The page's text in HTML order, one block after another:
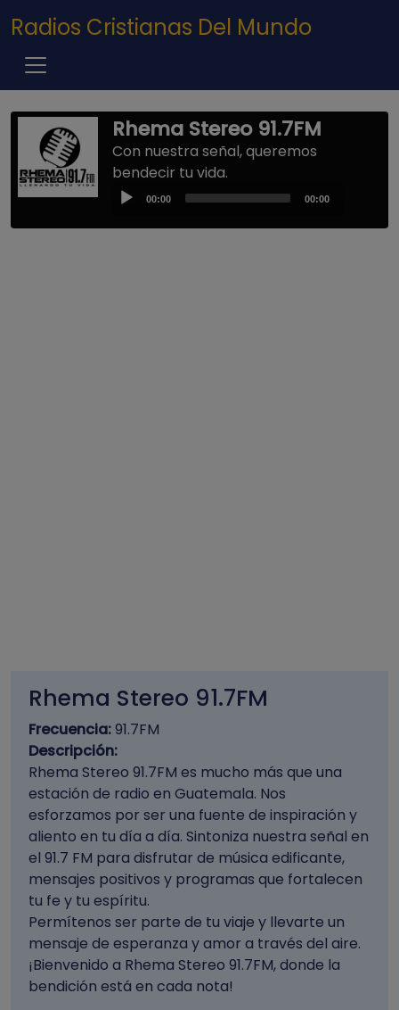
Pasar al contenido principal
Radios Cristianas Del Mundo
Rhema Stereo 91.7FM
Con nuestra señal, queremos
bendecir tu vida.
Audio00:00 00:00
Rhema Stereo 91.7FM
Frecuencia:91.7FM
Descripción:
Rhema Stereo 91.7FM es mucho más que una
estación de radio en Guatemala. Nos
esforzamos por ser una fuente de inspiración y
aliento en tu día a día. Sintoniza nuestra señal en
el 91.7 FM para disfrutar de música edificante,
mensajes positivos y programas que fortalecen
tu fe y tu espíritu.
Permítenos ser parte de tu viaje y llevarte un
mensaje de esperanza y amor a través del aire.
¡Bienvenido a Rhema Stereo 91.7FM, donde la
bendición está en cada nota!